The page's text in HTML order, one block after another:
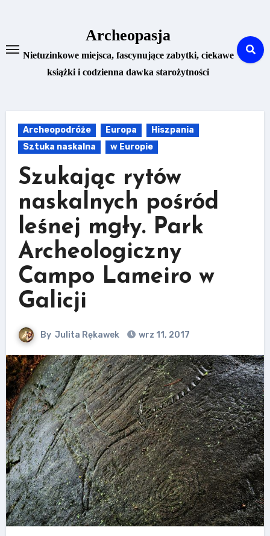
Archeopasja
Nietuzinkowe miejsca, fascynujące zabytki, ciekawe
książki i codzienna dawka starożytności
Archeopodróże Europa
Hiszpania
Sztuka naskalna
w Europie
Szukając rytów
naskalnych pośród
leśnej mgły. Park
Archeologiczny
Campo Lameiro w
Galicji
By Julita Rękawek wrz 11, 2017